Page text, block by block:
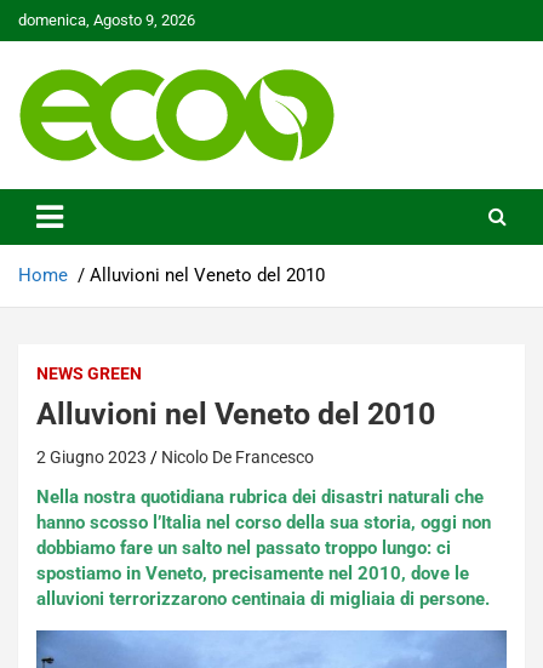
Skip
to
domenica, Agosto 9, 2026
Ecoo.it
Home Alluvioni nel Veneto del 2010
NEWS GREEN
Alluvioni nel Veneto del 2010
2 Giugno 2023 Nicolo De Francesco
Nella nostra quotidiana rubrica dei disastri naturali che
hanno scosso l’Italia nel corso della sua storia, oggi non
dobbiamo fare un salto nel passato troppo lungo: ci
spostiamo in Veneto, precisamente nel 2010, dove le
alluvioni terrorizzarono centinaia di migliaia di persone.